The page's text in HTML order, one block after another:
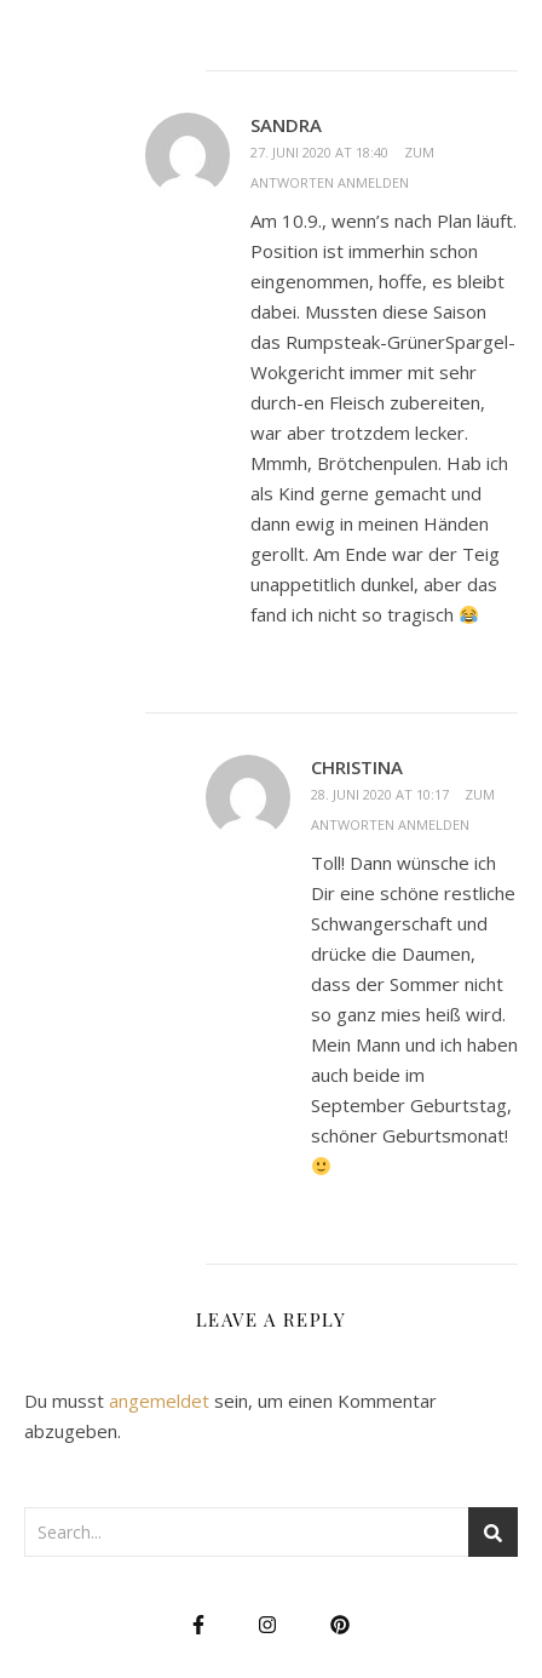
SANDRA
27. JUNI 2020 AT 18:40
ZUM
ANTWORTEN ANMELDEN
Am 10.9., wenn’s nach Plan läuft.
Position ist immerhin schon
eingenommen, hoffe, es bleibt
dabei. Mussten diese Saison
das Rumpsteak-GrünerSpargel-
Wokgericht immer mit sehr
durch-en Fleisch zubereiten,
war aber trotzdem lecker.
Mmmh, Brötchenpulen. Hab ich
als Kind gerne gemacht und
dann ewig in meinen Händen
gerollt. Am Ende war der Teig
unappetitlich dunkel, aber das
fand ich nicht so tragisch
CHRISTINA
28. JUNI 2020 AT 10:17
ZUM
ANTWORTEN ANMELDEN
Toll! Dann wünsche ich
Dir eine schöne restliche
Schwangerschaft und
drücke die Daumen,
dass der Sommer nicht
so ganz mies heiß wird.
Mein Mann und ich haben
auch beide im
September Geburtstag,
schöner Geburtsmonat!
LEAVE A REPLY
Du musst angemeldet sein, um einen Kommentar
abzugeben.